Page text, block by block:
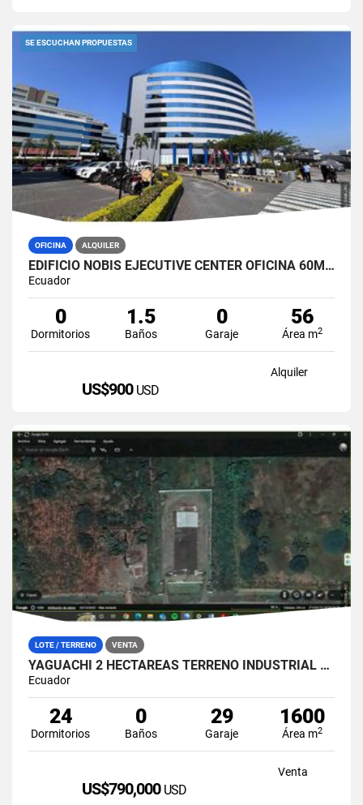
SE ESCUCHAN PROPUESTAS
OFICINA ALQUILER
EDIFICIO NOBIS EJECUTIVE CENTER OFICINA 60M2 EN ALQUILER AMOBLADA
Ecuador
0
Dormitorios
1.5
Baños
0
Garaje
56
Área m2
Alquiler
US$900 USD
LOTE / TERRENO VENTA
YAGUACHI 2 HECTÁREAS TERRENO INDUSTRIAL EN VENTA | VIA MILAGRO KM 26
Ecuador
24
Dormitorios
0
Baños
29
Garaje
1600
Área m2
Venta
US$790,000 USD